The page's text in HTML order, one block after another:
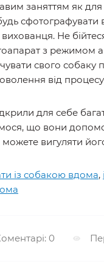
заняттям як для
вихованця. Не
з режимом
свого
від
для себе
що вони
вигуляти
із собакою вдома,
0